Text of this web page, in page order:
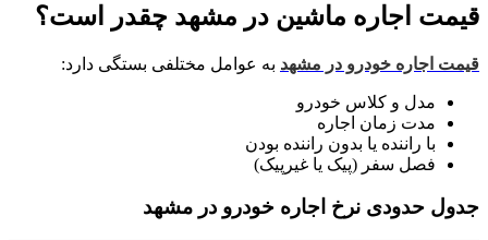
قیمت اجاره ماشین در مشهد چقدر است؟
قیمت اجاره خودرو در مشهد به عوامل مختلفی بستگی دارد:
مدل و کلاس خودرو
مدت زمان اجاره
با راننده یا بدون راننده بودن
فصل سفر (پیک یا غیرپیک)
جدول حدودی نرخ اجاره خودرو در مشهد